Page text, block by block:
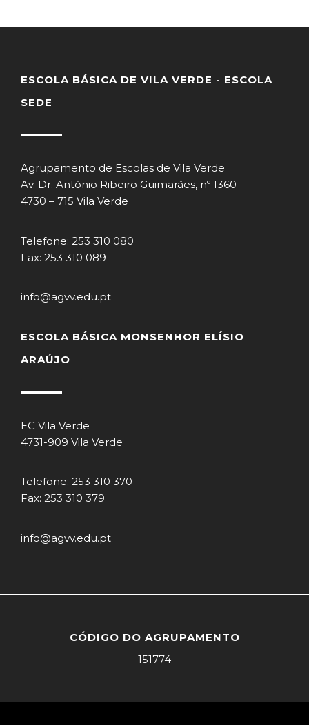
ESCOLA BÁSICA DE VILA VERDE - ESCOLA
SEDE
Agrupamento de Escolas de Vila Verde
Av. Dr. António Ribeiro Guimarães, nº 1360
4730 – 715 Vila Verde
Telefone: 253 310 080
Fax: 253 310 089
info@agvv.edu.pt
ESCOLA BÁSICA MONSENHOR ELÍSIO
ARAÚJO
EC Vila Verde
4731-909 Vila Verde
Telefone: 253 310 370
Fax: 253 310 379
info@agvv.edu.pt
CÓDIGO DO AGRUPAMENTO
151774